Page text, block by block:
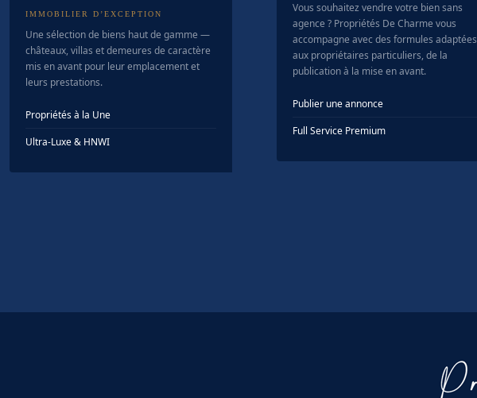
IMMOBILIER D’EXCEPTION
Une sélection de biens haut de gamme —
châteaux, villas et demeures de caractère
mis en avant pour leur emplacement et
leurs prestations.
Propriétés à la Une
Ultra-Luxe & HNWI
Vous souhaitez vendre votre bien sans
agence ? Propriétés De Charme vous
accompagne avec des formules adaptées
aux propriétaires particuliers, de la
publication à la mise en avant.
Publier une annonce
Full Service Premium